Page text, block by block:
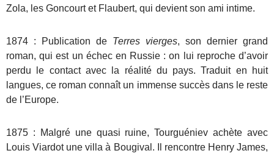
Zola, les Goncourt et Flaubert, qui devient son ami intime.
1874 : Publication de Terres vierges, son dernier grand
roman, qui est un échec en Russie : on lui reproche d’avoir
perdu le contact avec la réalité du pays. Traduit en huit
langues, ce roman connaît un immense succès dans le reste
de l’Europe.
1875 : Malgré une quasi ruine, Tourguéniev achète avec
Louis Viardot une villa à Bougival. Il rencontre Henry James,